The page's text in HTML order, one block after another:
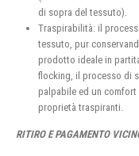
di sopra del tessuto).
Traspirabilità: il
tessuto, pur
prodotto ideale in
flocking, il processo di
palpabile ed un
proprietà traspiranti.
RITIRO E PAGAMENTO